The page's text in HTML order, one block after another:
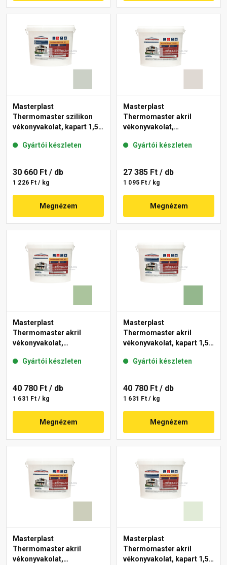
Masterplast
Thermomaster szilikon
vékonyvakolat, kapart 1,5
Gyártói készleten
30 660 Ft / db
1 226 Ft / kg
Megnézem
Masterplast
Thermomaster akril
vékonyvakolat,
45-E 25 kg
Gyártói készleten
27 385 Ft / db
1 095 Ft / kg
Megnézem
Masterplast
Thermomaster akril
vékonyvakolat,
41-C 25 kg
Gyártói készleten
40 780 Ft / db
1 631 Ft / kg
Megnézem
Masterplast
Thermomaster akril
vékonyvakolat, kapart 1,5
Gyártói készleten
40 780 Ft / db
1 631 Ft / kg
Megnézem
Masterplast
Thermomaster akril
vékonyvakolat,
Masterplast
Thermomaster akril
vékonyvakolat, kapart 1,5